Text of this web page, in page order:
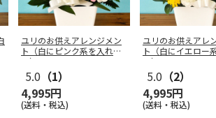
ユリのお供えアレンジメン
ト（白にピンク系を入れ
て）
5.0 （1）
4,995円
(送料・税込)
ユリのお供えアレ
ト（白にイエロー
て）
5.0 （2）
4,995円
(送料・税込)